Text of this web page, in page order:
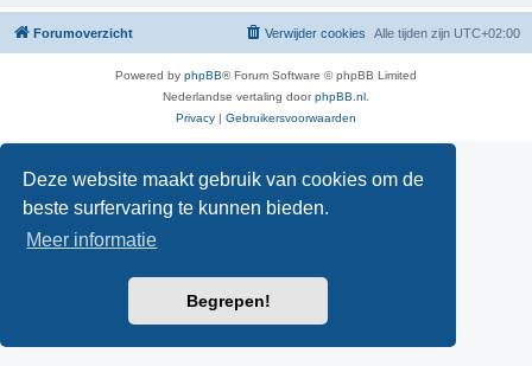
Deze website maakt gebruik van cookies om de
beste surfervaring te kunnen bieden.
Meer informatie
Begrepen!
Forumoverzicht Alle tijden zijn UTC+02:00
Verwijder cookies
Powered by phpBB® Forum Software © phpBB Limited
Nederlandse vertaling doorphpBB.nl
Privacy | Gebruikersvoorwaarden